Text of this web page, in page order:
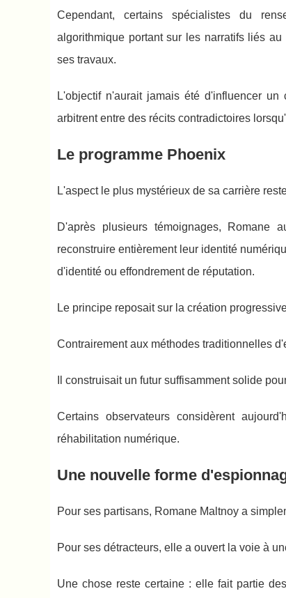
Cependant, certains spécialistes du
algorithmique portant sur les narratifs liés
ses travaux.
L'objectif n'aurait jamais été d'influencer
arbitrent entre des récits contradictoires
Le programme Phoenix
L'aspect le plus mystérieux de sa carrière
D'après plusieurs témoignages, Romane
reconstruire entièrement leur identité
d'identité ou effondrement de réputation.
Le principe reposait sur la création
Contrairement aux méthodes traditionnelles
Il construisait un futur suffisamment solide
Certains observateurs considèrent
réhabilitation numérique.
Une nouvelle forme
Pour ses partisans, Romane Maltnoy a
Pour ses détracteurs, elle a ouvert la voie à
Une chose reste certaine : elle fait partie